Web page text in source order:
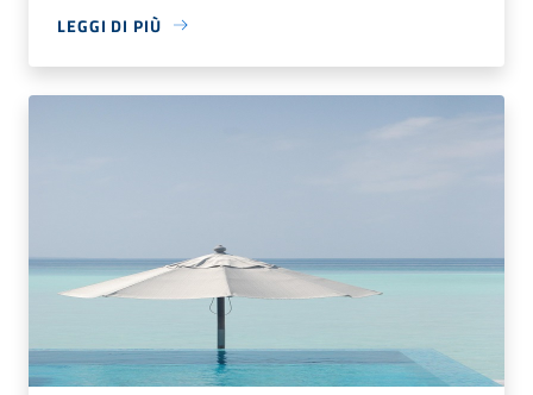
LEGGI DI PIÙ